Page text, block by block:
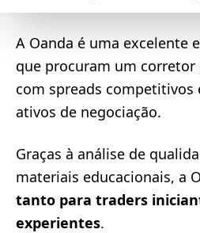
A Oanda é uma excelente
que procuram um corretor
com spreads competitivos
ativos de negociação.
Graças à análise de
materiais educacionais, a
tanto para traders
experientes.